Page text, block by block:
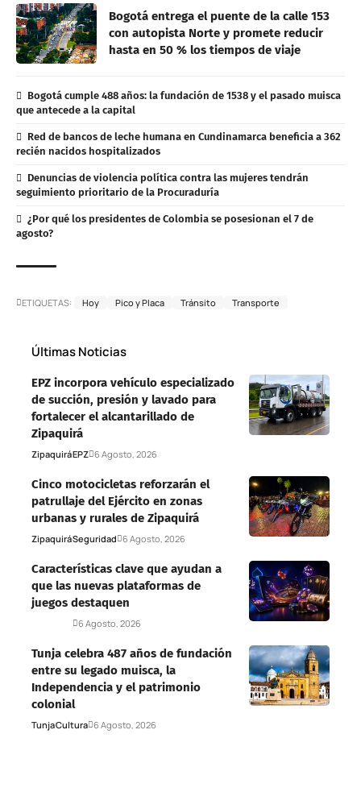
Bogotá entrega el puente de la calle 153
con autopista Norte y promete reducir
hasta en 50 % los tiempos de viaje
Bogotá cumple 488 años: la fundación de 1538 y el pasado muisca
que antecede a la capital
Red de bancos de leche humana en Cundinamarca beneficia a 362
recién nacidos hospitalizados
Denuncias de violencia política contra las mujeres tendrán
seguimiento prioritario de la Procuraduría
¿Por qué los presidentes de Colombia se posesionan el 7 de
agosto?
ETIQUETAS: Hoy Pico y Placa Tránsito Transporte
Últimas Noticias
EPZ incorpora vehículo especializado
de succión, presión y lavado para
fortalecer el alcantarillado de
Zipaquirá
ZipaquiráEPZ 6 Agosto, 2026
Cinco motocicletas reforzarán el
patrullaje del Ejército en zonas
urbanas y rurales de Zipaquirá
ZipaquiráSeguridad 6 Agosto, 2026
Características clave que ayudan a
que las nuevas plataformas de
juegos destaquen
6 Agosto, 2026
Tunja celebra 487 años de fundación
entre su legado muisca, la
Independencia y el patrimonio
colonial
TunjaCultura 6 Agosto, 2026